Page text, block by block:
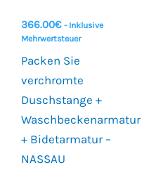
366.00€ - Inklusive
Mehrwertsteuer
Packen Sie
verchromte
Duschstange +
Waschbeckenarmatur
+ Bidetarmatur –
NASSAU